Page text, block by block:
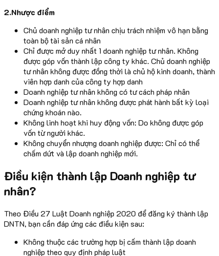
2.Nhược điểm
Chủ doanh nghiệp tư nhân chịu trách nhiệm vô hạn bằng
toàn bộ tài sản cá nhân
Chỉ được mở duy nhất 1 doanh nghiệp tư nhân. Không
được góp vốn thành lập công ty khác. Chủ doanh nghiệp
tư nhân không được đồng thời là chủ hộ kinh doanh, thành
viên hợp danh của công ty hợp danh
Doanh nghiệp tư nhân không có tư cách pháp nhân
Doanh nghiệp tư nhân không được phát hành bất kỳ loại
chứng khoán nào.
Không linh hoạt khi huy động vốn: Do không được góp
vốn từ người khác.
Không chuyển nhượng doanh nghiệp được: Chỉ có thể
chấm dứt và lập doanh nghiệp mới.
Điều kiện thành lập Doanh nghiệp tư
nhân?
Theo Điều 27 Luật Doanh nghiệp 2020 để đăng ký thành lập
DNTN, bạn cần đáp ứng các điều kiện sau:
Không thuộc các trường hợp bị cấm thành lập doanh
nghiệp theo quy định pháp luật